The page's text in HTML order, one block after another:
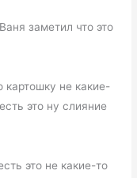
заметил что это
не какие-
это ну слияние
это не какие-то